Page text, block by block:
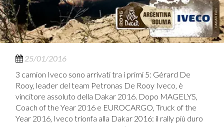
25/01/2016
3 camion Iveco sono arrivati tra i primi 5: Gérard De
Rooy, leader del team Petronas De Rooy Iveco, è
vincitore assoluto della Dakar 2016. Dopo MAGELYS,
Coach of the Year 2016 e EUROCARGO, Truck of the
Year 2016, Iveco trionfa alla Dakar 2016: il rally più duro